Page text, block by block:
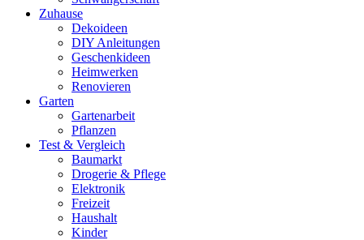
Zuhause
Dekoideen
DIY Anleitungen
Geschenkideen
Heimwerken
Renovieren
Garten
Gartenarbeit
Pflanzen
Test & Vergleich
Baumarkt
Drogerie & Pflege
Elektronik
Freizeit
Haushalt
Kinder